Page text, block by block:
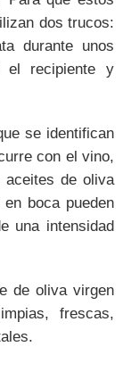
dos trucos:
durante unos
el recipiente y
se identifican
con el vino,
aceites de oliva
boca pueden
una intensidad
de oliva virgen
frescas,